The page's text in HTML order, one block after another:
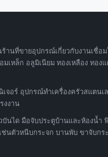
ร้านที่ขายอุปกรณ์เกี่ยวกับงานเชื่อ
มเหล็ก อลูมิเนียม ทองเหลือง ทอง
จอร์ อุปกรณ์ทำเครื่องครัวสแตนเ
งงาน
นได มือจับประตูบ้านและห้องน้ำ
นตัวหนีบกระจก บานพับ ขาจับกร